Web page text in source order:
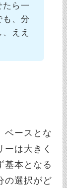
たら一
も、分
ええ
ベースとな
ーは大きく
基本となる
の選択がど